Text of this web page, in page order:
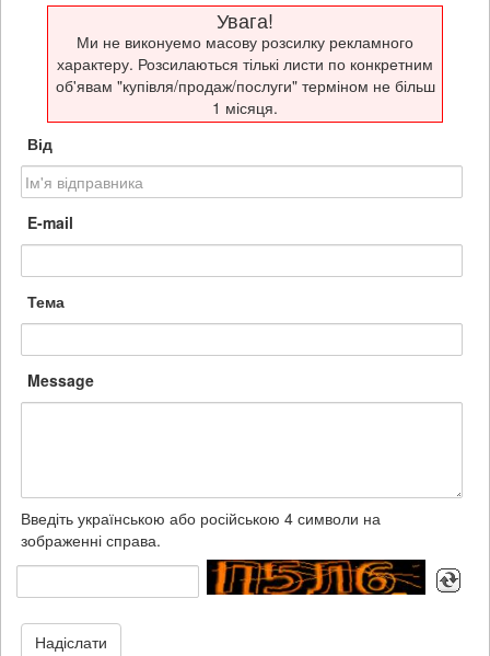
Увага!
Ми не виконуемо масову розсилку рекламного
характеру. Розсилаються тількі листи по конкретним
об'явам "купівля/продаж/послуги" терміном не більш
1 місяця.
Від
E-mail
Тема
Message
Введіть українською або російською 4 символи на
зображенні справа.
Надіслати